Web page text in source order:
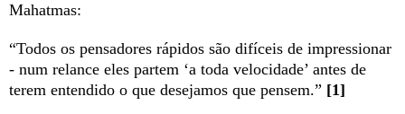
Mahatmas:
“Todos os pensadores rápidos são difíceis de impressionar
- num relance eles partem ‘a toda velocidade’ antes de
terem entendido o que desejamos que pensem.” [1]